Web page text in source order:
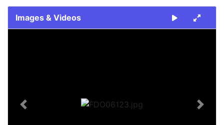
Images & Videos
Previous Next